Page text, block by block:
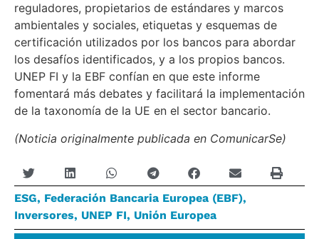
reguladores, propietarios de estándares y marcos
ambientales y sociales, etiquetas y esquemas de
certificación utilizados por los bancos para abordar
los desafíos identificados, y a los propios bancos.
UNEP FI y la EBF confían en que este informe
fomentará más debates y facilitará la implementación
de la taxonomía de la UE en el sector bancario.
(Noticia originalmente publicada en ComunicarSe)
ESG, Federación Bancaria Europea (EBF),
Inversores, UNEP FI, Unión Europea